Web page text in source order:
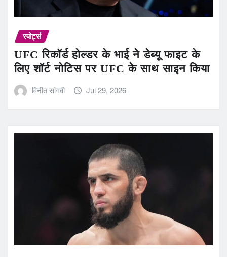
स्पोर्ट्स
UFC रिकॉर्ड होल्डर के भाई ने डेब्यू फाइट के
लिए शॉर्ट नोटिस पर UFC के साथ साइन किया
विनीत सांगवी Jul 29, 2026